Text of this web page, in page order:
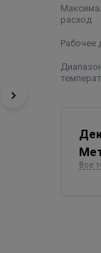
расход
Рабочее
Все